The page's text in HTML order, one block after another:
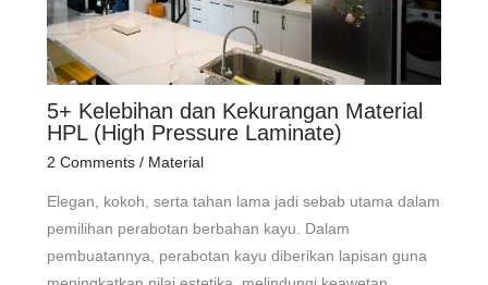
5+ Kelebihan dan Kekurangan Material
HPL (High Pressure Laminate)
2 Comments / Material
Elegan, kokoh, serta tahan lama jadi sebab utama dalam
pemilihan perabotan berbahan kayu. Dalam
pembuatannya, perabotan kayu diberikan lapisan guna